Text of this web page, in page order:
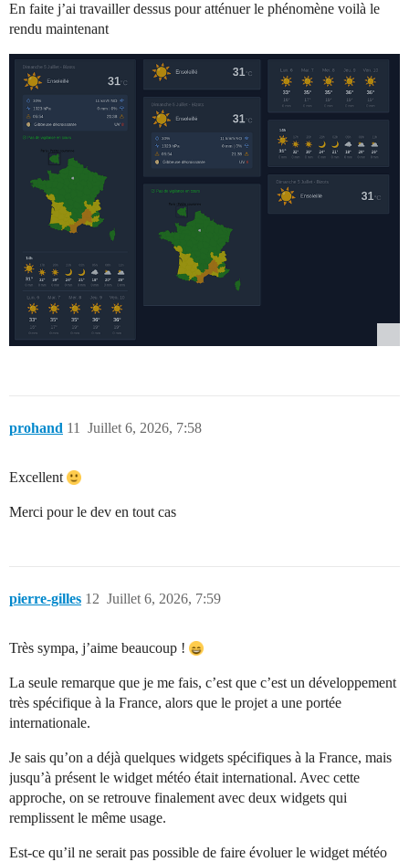
En faite j’ai travailler dessus pour atténuer le phénomène voilà le
rendu maintenant
prohand Juillet 6, 2026, 7:58
11
Excellent
Merci pour le dev en tout cas
pierre-gilles Juillet 6, 2026, 7:59
12
Très sympa, j’aime beaucoup !
La seule remarque que je me fais, c’est que c’est un développement
très spécifique à la France, alors que le projet a une portée
internationale.
Je sais qu’on a déjà quelques widgets spécifiques à la France, mais
jusqu’à présent le widget météo était international. Avec cette
approche, on se retrouve finalement avec deux widgets qui
remplissent le même usage.
Est-ce qu’il ne serait pas possible de faire évoluer le widget météo